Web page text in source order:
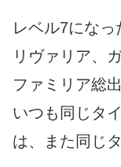
レベル7になっ
リヴァリア、
ファミリア総
いつも同じタ
は、また同じ